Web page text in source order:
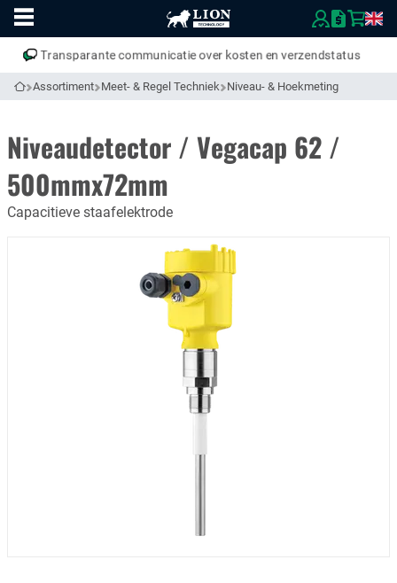
Open
mobiel
menu
homepage
Vergelijk eenvoudig producten en specificaties
Transparante communicatie over kosten en verzendstatus
Naar homepage
Assortiment Meet- & Regel Techniek Niveau- & Hoekmeting
Niveaudetector / Vegacap 62 /
500mmx72mm
Capacitieve staafelektrode